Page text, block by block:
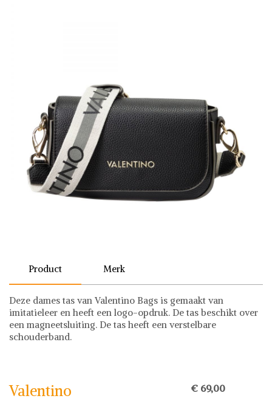
Product Merk
Deze dames tas van Valentino Bags is gemaakt van
imitatieleer en heeft een logo-opdruk. De tas beschikt over
een magneetsluiting. De tas heeft een verstelbare
schouderband.
Valentino € 69,00